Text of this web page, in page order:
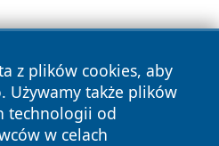
z plików cookies, aby
Używamy także plików
technologii od
w celach
Wszystkie prawa